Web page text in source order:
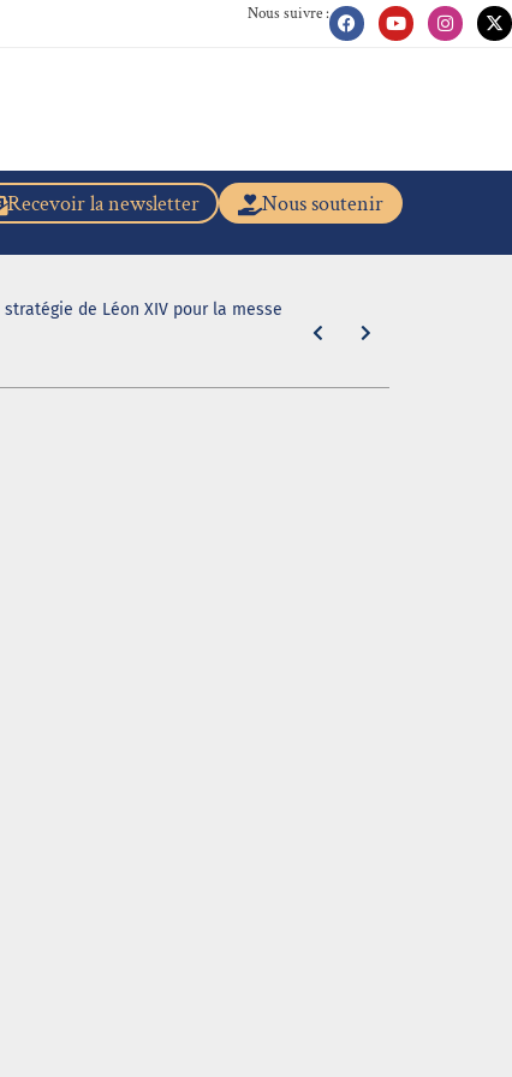
Nous suivre :
Nous soutenir
Recevoir la newsletter
de Léon XIV pour la messe